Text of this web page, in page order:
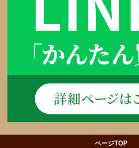
ページTOP